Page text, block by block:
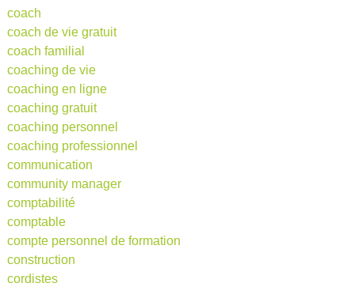
coach
coach de vie gratuit
coach familial
coaching de vie
coaching en ligne
coaching gratuit
coaching personnel
coaching professionnel
communication
community manager
comptabilité
comptable
compte personnel de formation
construction
cordistes